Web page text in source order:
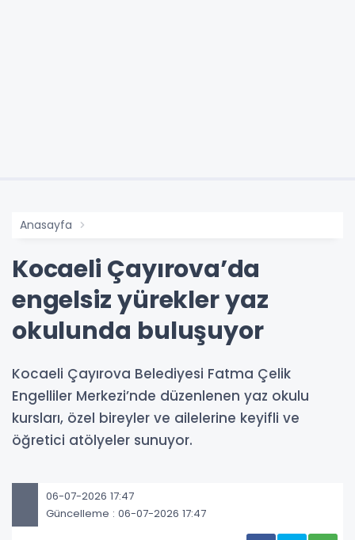
Anasayfa
Kocaeli Çayırova’da
engelsiz yürekler yaz
okulunda buluşuyor
Kocaeli Çayırova Belediyesi Fatma Çelik
Engelliler Merkezi’nde düzenlenen yaz okulu
kursları, özel bireyler ve ailelerine keyifli ve
öğretici atölyeler sunuyor.
06-07-2026 17:47
Güncelleme : 06-07-2026 17:47